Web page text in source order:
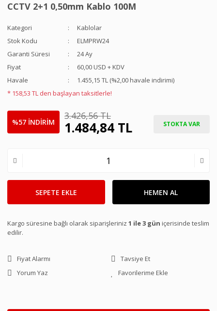
CCTV 2+1 0,50mm Kablo 100M
Kategori
Kablolar
Stok Kodu
ELMPRW24
Garanti Süresi
24 Ay
Fiyat
60,00 USD + KDV
Havale
1.455,15 TL (%2,00 havale indirimi)
* 158,53 TL den başlayan taksitlerle!
%57 İNDİRİM
3.426,56 TL
1.484,84 TL STOKTA VAR
SEPETE EKLE HEMEN AL
Kargo süresine bağlı olarak siparişleriniz 1 ile 3 gün içerisinde teslim
edilir.
Fiyat Alarmı
Tavsiye Et
Yorum Yaz